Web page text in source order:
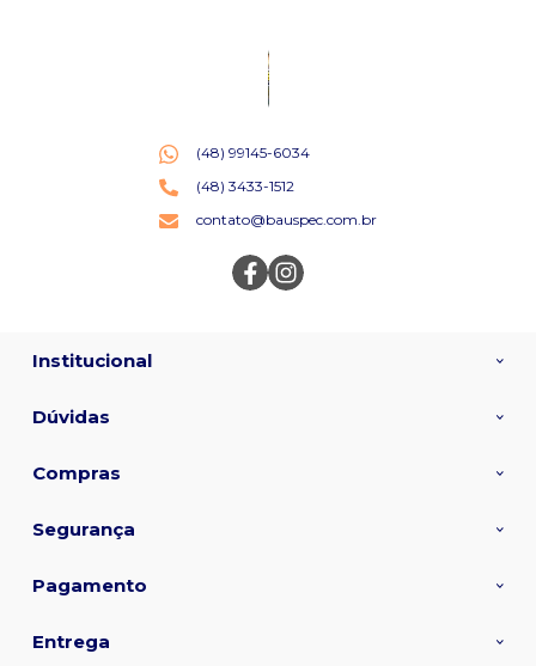
(48) 99145-6034
(48) 3433-1512
contato@bauspec.com.br
Institucional
Dúvidas
Compras
Segurança
Pagamento
Entrega